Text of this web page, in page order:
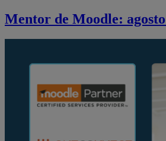
Mentor de Moodle: